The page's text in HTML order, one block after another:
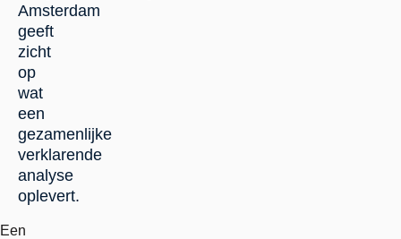
Amsterdam
geeft
zicht
op
wat
een
gezamenlijke
verklarende
analyse
oplevert.
Een